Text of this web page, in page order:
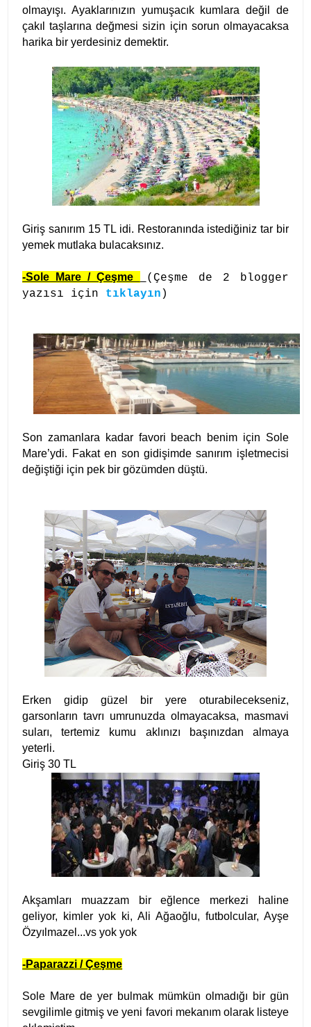
olmayışı. Ayaklarınızın yumuşacık kumlara değil de
çakıl taşlarına değmesi sizin için sorun olmayacaksa
harika bir yerdesiniz demektir.
Giriş sanırım 15 TL idi. Restoranında istediğiniz tar bir
yemek mutlaka bulacaksınız.
-Sole Mare / Çeşme ( Çeşme de 2 blogger
yazısı için tıklayın )
Son zamanlara kadar favori beach benim için Sole
Mare’ydi. Fakat en son gidişimde sanırım işletmecisi
değiştiği için pek bir gözümden düştü.
Erken gidip güzel bir yere oturabilecekseniz,
garsonların tavrı umrunuzda olmayacaksa, masmavi
suları, tertemiz kumu aklınızı başınızdan almaya
yeterli.
Giriş 30 TL
Akşamları muazzam bir eğlence merkezi haline
geliyor, kimler yok ki, Ali Ağaoğlu, futbolcular, Ayşe
Özyılmazel...vs yok yok
-Paparazzi / Çeşme
Sole Mare de yer bulmak mümkün olmadığı bir gün
sevgilimle gitmiş ve yeni favori mekanım olarak listeye